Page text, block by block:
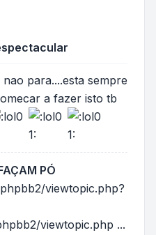
para....esta sempre
a fazer isto tb
PÓ
viewtopic.php?
viewtopic.php ...